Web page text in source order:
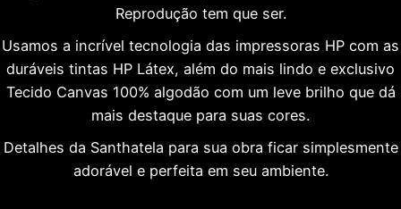
Reprodução tem que ser.
Usamos a incrível tecnologia das impressoras HP com as
duráveis tintas HP Látex, além do mais lindo e exclusivo
Tecido Canvas 100% algodão com um leve brilho que dá
mais destaque para suas cores.
Detalhes da Santhatela para sua obra ficar simplesmente
adorável e perfeita em seu ambiente.